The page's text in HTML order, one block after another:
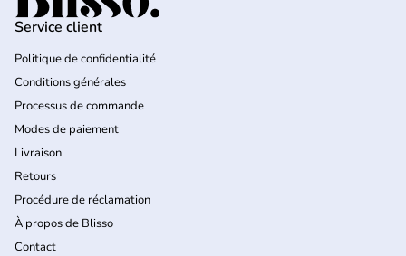
Service client
Politique de confidentialité
Conditions générales
Processus de commande
Modes de paiement
Livraison
Retours
Procédure de réclamation
À propos de Blisso
Contact